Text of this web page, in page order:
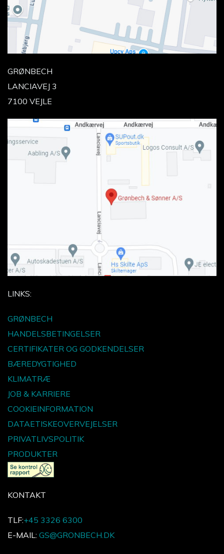
GRØNBECH
LANCIAVEJ 3
7100 VEJLE
LINKS:
GRØNBECH
HANDELSBETINGELSER
CERTIFIKATER OG GODKENDELSER
BÆREDYGTIGHED
KLIMATRÆ
JOB & KARRIERE
COOKIEINFORMATION
DATAETISKEOVERVEJELSER
PRIVATLIVSPOLITIK
PRODUKTER
KONTAKT
TLF:+45 3326 6300
E-MAIL: GS@GRONBECH.DK